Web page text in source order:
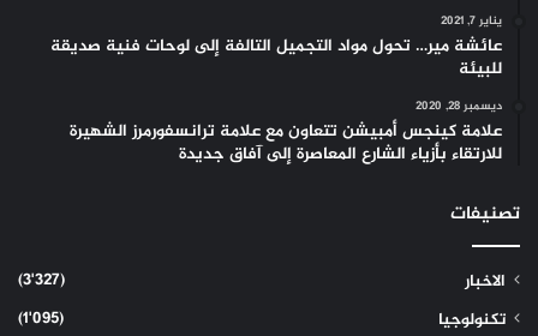
يناير 7, 2021
عائشة مير… تحول مواد التجميل التالفة إلى لوحات فنية صديقة
للبيئة
ديسمبر 28, 2020
علامة كينجس أمبيشن تتعاون مع علامة ترانسفورمرز الشهيرة
للارتقاء بأزياء الشارع المعاصرة إلى آفاق جديدة
تصنيفات
الاخبار
(3٬327)
تكنولوجيا
(1٬095)